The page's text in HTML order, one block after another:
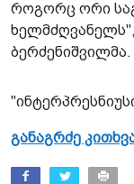
როგორც ორი
ბერძენიშვილმა.
განაგრძე